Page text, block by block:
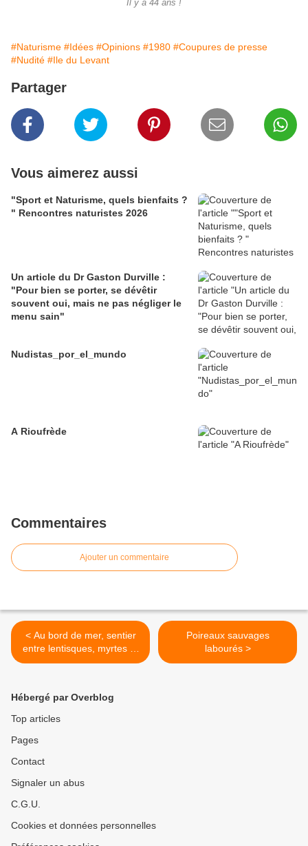
Il y a 44 ans !
#Naturisme #Idées #Opinions #1980 #Coupures de presse
#Nudité #Ile du Levant
Partager
Vous aimerez aussi
"Sport et Naturisme, quels bienfaits ?
" Rencontres naturistes 2026
Un article du Dr Gaston Durville :
"Pour bien se porter, se dévêtir
souvent oui, mais ne pas négliger le
menu sain"
Nudistas_por_el_mundo
A Rioufrède
Commentaires
Ajouter un commentaire
< Au bord de mer, sentier
entre lentisques, myrtes et
salsepareilles
Poireaux sauvages
labourés >
Hébergé par Overblog
Top articles
Pages
Contact
Signaler un abus
C.G.U.
Cookies et données personnelles